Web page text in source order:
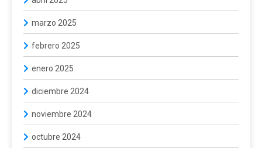
marzo 2025
febrero 2025
enero 2025
diciembre 2024
noviembre 2024
octubre 2024